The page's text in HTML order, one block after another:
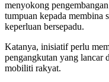
menyokong
tumpuan kepada membina
keperluan bersepadu.
Katanya, inisiatif perlu
pengangkutan yang lancar
mobiliti rakyat.